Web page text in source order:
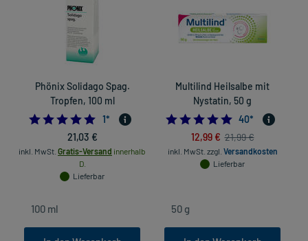
Phönix Solidago Spag.
Tropfen, 100 ml
5.0
1*
21,03 €
inkl. MwSt. Gratis-Versand innerhalb
D.
Lieferbar
Multilind Heilsalbe mit
Nystatin, 50 g
4.9
40*
12,99 € 21,99 €
inkl. MwSt. zzgl. Versandkosten
Lieferbar